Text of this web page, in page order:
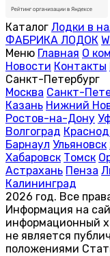
Каталог Лодки в
ФАБРИКА ЛОДОК
Меню Главная О
Новости Контакты
Санкт-Петербург
Москва Санкт-
Казань Нижний
Ростов-на-Дону
Волгоград
Барнаул Ульяновск
Хабаровск Томск
Астрахань Пенза
Калининград
2026 год. Все
Информация на
информационный
не является
положениями